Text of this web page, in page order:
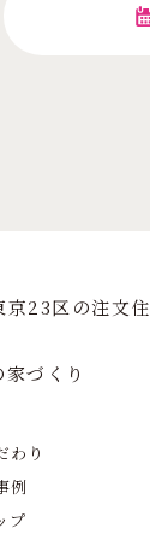
京23区の注⽂
づくり
わり
例
プ